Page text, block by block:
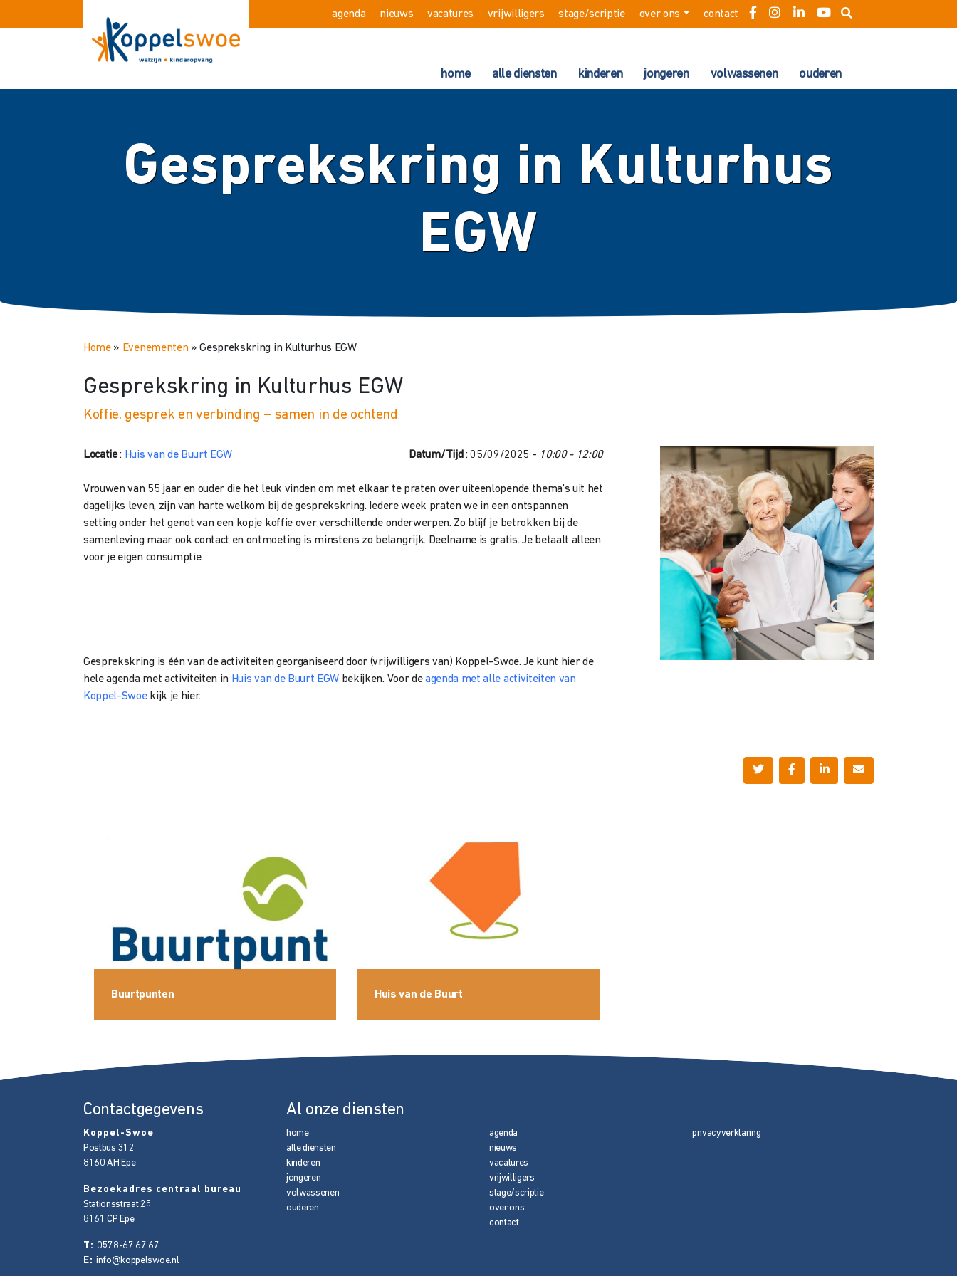
agenda nieuws vacatures vrijwilligers stage/scriptie over ons contact
home alle diensten kinderen jongeren volwassenen ouderen
Gesprekskring in Kulturhus
EGW
Home» Evenementen»Gesprekskring in Kulturhus EGW
Gesprekskring in Kulturhus EGW
Koffie, gesprek en verbinding – samen in de ochtend
Locatie: Huis van de Buurt EGW Datum/Tijd : 05/09/2025 - 10:00 - 12:00
Vrouwen van 55 jaar en ouder die het leuk vinden om met elkaar te praten over uiteenlopende thema’s uit het
dagelijks leven, zijn van harte welkom bij de gesprekskring. Iedere week praten we in een ontspannen
setting onder het genot van een kopje koffie over verschillende onderwerpen. Zo blijf je betrokken bij de
samenleving maar ook contact en ontmoeting is minstens zo belangrijk. Deelname is gratis. Je betaalt alleen
voor je eigen consumptie.
Gesprekskring is één van de activiteiten georganiseerd door (vrijwilligers van) Koppel-Swoe. Je kunt hier de
hele agenda met activiteiten in Huis van de Buurt EGW bekijken. Voor deagenda met alle activiteiten van
Koppel-Swoekijk je hier.
Buurtpunten Huis van de Buurt
Contactgegevens
Koppel-Swoe
Postbus 312
8160 AH Epe
Bezoekadres centraal bureau
Stationsstraat 25
8161 CP Epe
T: 0578-67 67 67
E: info@koppelswoe.nl
Al onze diensten
home
alle diensten
kinderen
jongeren
volwassenen
ouderen
agenda
nieuws
vacatures
vrijwilligers
stage/scriptie
over ons
contact
privacyverklaring